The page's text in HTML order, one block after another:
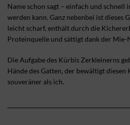
Name schon sagt – einfach und schnell
werden kann. Ganz nebenbei ist dieses
leicht scharf, enthält durch die
Proteinquelle und sättigt dank der Mie-
Die Aufgabe des Kürbis Zerkleinerns
Hände des Gatten, der bewältigt
souveräner als ich.